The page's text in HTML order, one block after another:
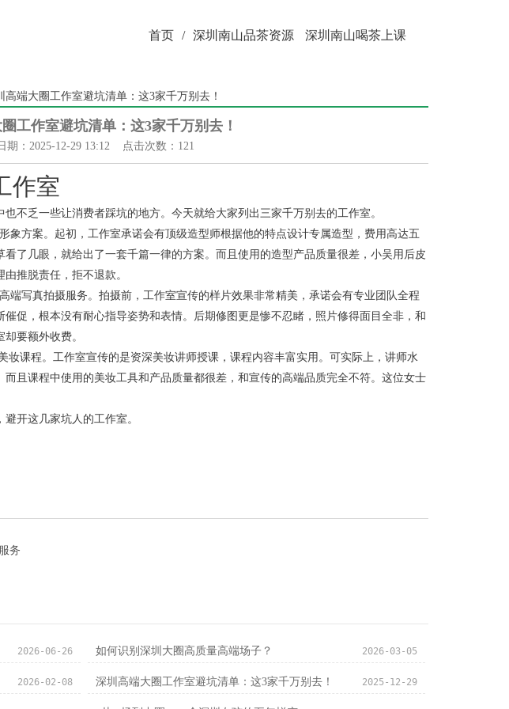
首页 / 深圳南山品茶资源 深圳南山喝茶上课
高端大圈工作室避坑清单：这3家千万别去！
工作室避坑清单：这3家千万别去！
期：2025-12-29 13:12 点击次数：121
作室
不乏一些让消费者踩坑的地方。今天就给大家列出三家千万别去的工作室。
象方案。起初，工作室承诺会有顶级造型师根据他的特点设计专属造型，费用高达五
了几眼，就给出了一套千篇一律的方案。而且使用的造型产品质量很差，小吴用后皮
推脱责任，拒不退款。
端写真拍摄服务。拍摄前，工作室宣传的样片效果非常精美，承诺会有专业团队全程
促，根本没有耐心指导姿势和表情。后期修图更是惨不忍睹，照片修得面目全非，和
要额外收费。
妆课程。工作室宣传的是资深美妆讲师授课，课程内容丰富实用。可实际上，讲师水
且课程中使用的美妆工具和产品质量都很差，和宣传的高端品质完全不符。这位女士
开这几家坑人的工作室。
务
2026-06-26 如何识别深圳大圈高质量高端场子？ 2026-03-05
2026-02-08 深圳高端大圈工作室避坑清单：这3家千万别去！ 2025-12-29